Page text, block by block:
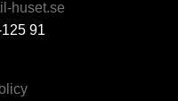
huset.se
91